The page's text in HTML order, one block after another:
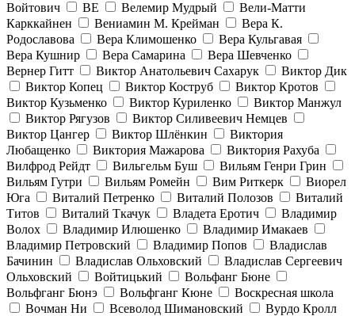
Войтович
ВЕ Велемир Мудрый
Вели-Матти
Карккайнен
Вениамин М. Крейман
Вера К.
Родославова
Вера Климошенко
Вера Кульгавая
Вера Кушнир
Вера Самарина
Вера Шевченко
Вернер Гитт
Виктор Анатольевич Сахарук
Виктор Дик
Виктор Копец
Виктор Коструб
Виктор Кротов
Виктор Кузьменко
Виктор Куриленко
Виктор Манжул
Виктор Рягузов
Виктор Силивеевич Немцев
Виктор Цангер
Виктор Шлёнкин
Виктория
Любащенко
Виктория Мажарова
Виктория Рахуба
Вилфрод Рейдт
Вильгельм Буш
Вильям Генри Грин
Вильям Гутри
Вильям Ромейн Вим Риткерк
Виорел
Юга
Виталий Петренко Виталий Полозов
Виталий
Титов
Виталий Ткачук Владета Еротич
Владимир
Волох
Владимир Илюшенко
Владимир Имакаев
Владимир Петровский
Владимир Попов
Владислав
Бачинин
Владислав Ольховский
Владислав Сергеевич
Ольховский
Войтицький
Вольфанг Бюне
Вольфганг Бюнэ
Вольфганг Кюне
Воскресная школа
Вочман Ни
Всеволод Шимановский
Вурдо Кролл